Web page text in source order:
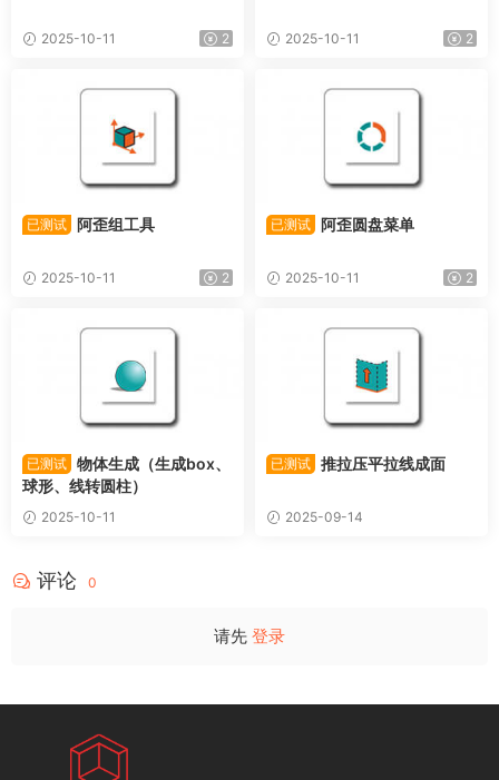
2025-10-11 2 2025-10-11 2
已测试 阿歪组工具
2025-10-11 2
已测试 阿歪圆盘菜单
2025-10-11 2
已测试 物体生成（生成box、
球形、线转圆柱）
2025-10-11
已测试 推拉压平拉线成面
2025-09-14
评论 0
请先 登录